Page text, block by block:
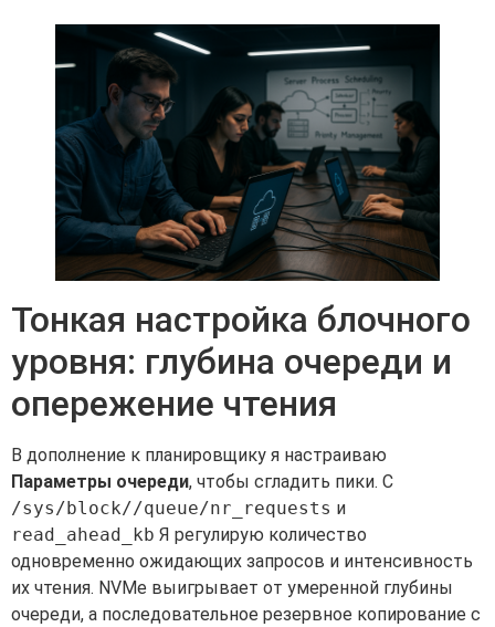
Тонкая настройка блочного
уровня: глубина очереди и
опережение чтения
В дополнение к планировщику я настраиваю
Параметры очереди, чтобы сгладить пики. С
/sys/block//queue/nr_requests и
read_ahead_kb Я регулирую количество
одновременно ожидающих запросов и интенсивность
их чтения. NVMe выигрывает от умеренной глубины
очереди, а последовательное резервное копирование с